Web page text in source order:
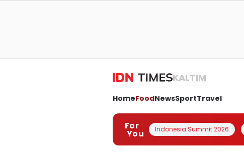
KALTIM
HomeFoodNewsSportTravel
For
You Indonesia Summit 2026